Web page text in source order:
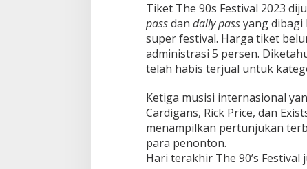
Tiket The 90s Festival 2023
passdan daily passyang dibagi
super festival. Harga tiket
administrasi 5 persen.
telah habis terjual untuk
Ketiga musisi internasional
Cardigans, Rick Price, dan
menampilkan pertunjukan
para penonton.
Hari terakhir The 90’s